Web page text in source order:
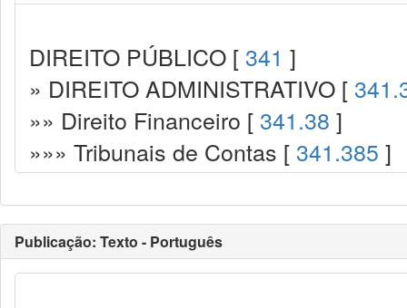
DIREITO PÚBLICO [ 341 ]
» DIREITO ADMINISTRATIVO [
»» Direito Financeiro [ 341.38 ]
»»» Tribunais de Contas [ 341.385 ]
Publicação: Texto - Português